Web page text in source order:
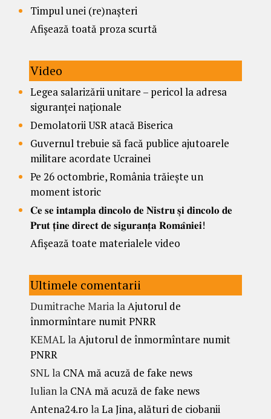
Timpul unei (re)nașteri
Afișează toată proza scurtă
Video
Legea salarizării unitare – pericol la adresa
siguranței naționale
Demolatorii USR atacă Biserica
Guvernul trebuie să facă publice ajutoarele
militare acordate Ucrainei
Pe 26 octombrie, România trăiește un
moment istoric
𝐂𝐞 𝐬𝐞 𝐢𝐧𝐭𝐚𝐦𝐩𝐥𝐚 𝐝𝐢𝐧𝐜𝐨𝐥𝐨 𝐝𝐞 𝐍𝐢𝐬𝐭𝐫𝐮 𝐬̦𝐢 𝐝𝐢𝐧𝐜𝐨𝐥𝐨 𝐝𝐞
𝐏𝐫𝐮𝐭 𝐭̦𝐢𝐧𝐞 𝐝𝐢𝐫𝐞𝐜𝐭 𝐝𝐞 𝐬𝐢𝐠𝐮𝐫𝐚𝐧𝐭̦𝐚 𝐑𝐨𝐦𝐚̂𝐧𝐢𝐞𝐢!
Afișează toate materialele video
Ultimele comentarii
Dumitrache MarialaAjutorul de
înmormîntare numit PNRR
KEMAL laAjutorul de înmormîntare numit
PNRR
SNL la CNA mă acuză de fake news
Iulianla CNA mă acuză de fake news
Antena24.ro laLa Jina, alături de ciobanii